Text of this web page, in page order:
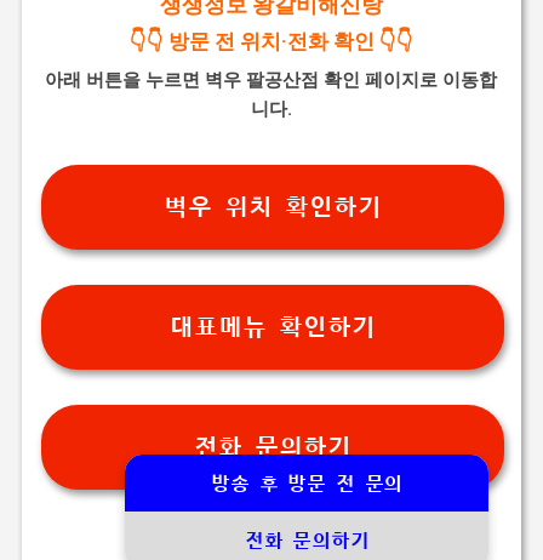
👇👇 방문 전 위치·전화 확인 👇👇
아래 버튼을 누르면 벽우 팔공산점 확인 페이지로 이동합
니다.
벽우 위치 확인하기
대표메뉴 확인하기
전화 문의하기
방송 후 방문 전 문의
전화 문의하기